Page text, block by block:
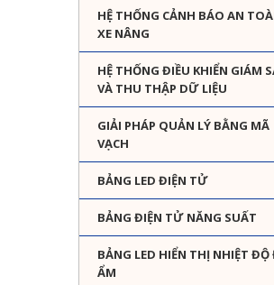
HỆ THỐNG CẢNH BÁO AN
XE NÂNG
HỆ THỐNG ĐIỀU KHIỂN GIÁM
VÀ THU THẬP DỮ LIỆU
GIẢI PHÁP QUẢN LÝ BẰNG MÃ
VẠCH
BẢNG LED ĐIỆN TỬ
BẢNG ĐIỆN TỬ NĂNG SUẤT
BẢNG LED HIỂN THỊ NHIỆT ĐỘ
ẨM